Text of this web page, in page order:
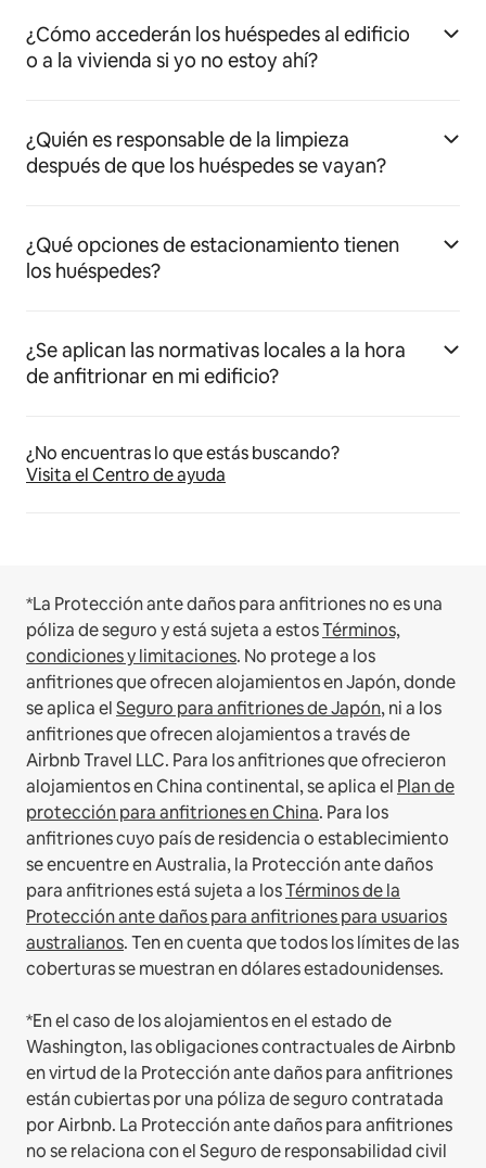
¿Cómo accederán los huéspedes al edificio
o a la vivienda si yo no estoy ahí?
¿Quién es responsable de la limpieza
después de que los huéspedes se vayan?
¿Qué opciones de estacionamiento tienen
los huéspedes?
¿Se aplican las normativas locales a la hora
de anfitrionar en mi edificio?
¿No encuentras lo que estás buscando?
Visita el Centro de ayuda
*La Protección ante daños para anfitriones no es una
póliza de seguro y está sujeta a estosTérminos,
condiciones y limitaciones. No protege a los
anfitriones que ofrecen alojamientos en Japón, donde
se aplica elSeguro para anfitriones de Japón, ni a los
anfitriones que ofrecen alojamientos a través de
Airbnb Travel LLC. Para los anfitriones que ofrecieron
alojamientos en China continental, se aplica el Plan de
protección para anfitriones en China. Para los
anfitriones cuyo país de residencia o establecimiento
se encuentre en Australia, la Protección ante daños
para anfitriones está sujeta a losTérminos de la
Protección ante daños para anfitriones para usuarios
australianos. Ten en cuenta que todos los límites de las
coberturas se muestran en dólares estadounidenses.
*En el caso de los alojamientos en el estado de
Washington, las obligaciones contractuales de Airbnb
en virtud de la Protección ante daños para anfitriones
están cubiertas por una póliza de seguro contratada
por Airbnb. La Protección ante daños para anfitriones
no se relaciona con el Seguro de responsabilidad civil